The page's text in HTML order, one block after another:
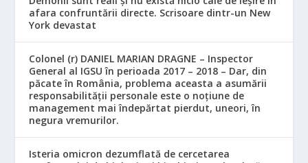
afara confruntării directe. Scrisoare dintr-un New
York devastat
Colonel (r) DANIEL MARIAN DRAGNE – Inspector
General al IGSU în perioada 2017 – 2018 – Dar, din
păcate în România, problema aceasta a asumării
responsabilităţii personale este o noţiune de
management mai îndepărtat pierdut, uneori, în
negura vremurilor.
Isteria omicron dezumflată de cercetarea